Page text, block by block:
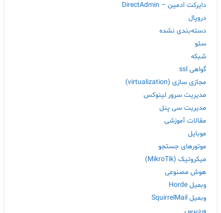
دایرکت ادمین – DirectAdmin
دروپال
دسته‌بندی نشده
سئو
شبکه
گواهی ssl
مجازی سازی (virtualization)
مدیریت سرور لینوکس
مدیریت سی پنل
مقالات آموزشی
موبایل
موتورهای جستجو
میکروتیک (MikroTik)
هوش مصنوعی
وبمیل Horde
وبمیل SquirrelMail
وردپرس